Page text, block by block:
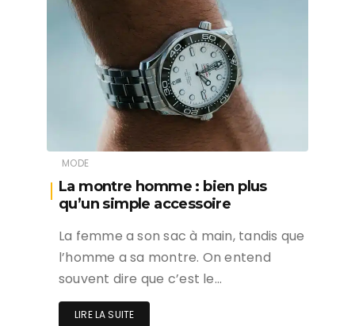
MODE
La montre homme : bien plus
qu’un simple accessoire
La femme a son sac à main, tandis que
l’homme a sa montre. On entend
souvent dire que c’est le…
LIRE LA SUITE